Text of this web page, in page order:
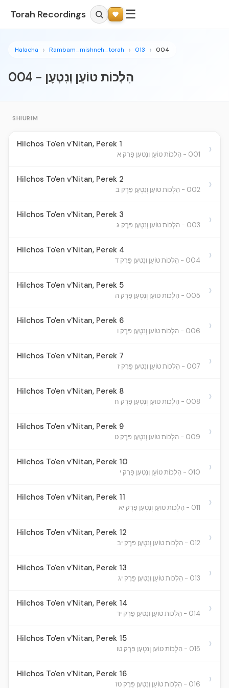
Torah Recordings ☰
Halacha Rambam_mishneh_torah 013 004
004 - הִלְכוֹת טוֹעֵן וְנִטְעָן
SHIURIM
Hilchos To'en v'Nitan, Perek 1
001 - הִלְכוֹת טוֹעֵן וְנִטְעָן פֵּרֶק א ›
Hilchos To'en v'Nitan, Perek 2
002 - הִלְכוֹת טוֹעֵן וְנִטְעָן פֵּרֶק ב ›
Hilchos To'en v'Nitan, Perek 3
003 - הִלְכוֹת טוֹעֵן וְנִטְעָן פֵּרֶק ג ›
Hilchos To'en v'Nitan, Perek 4
004 - הִלְכוֹת טוֹעֵן וְנִטְעָן פֵּרֶק ד ›
Hilchos To'en v'Nitan, Perek 5
005 - הִלְכוֹת טוֹעֵן וְנִטְעָן פֵּרֶק ה ›
Hilchos To'en v'Nitan, Perek 6
006 - הִלְכוֹת טוֹעֵן וְנִטְעָן פֵּרֶק ו ›
Hilchos To'en v'Nitan, Perek 7
007 - הִלְכוֹת טוֹעֵן וְנִטְעָן פֵּרֶק ז ›
Hilchos To'en v'Nitan, Perek 8
008 - הִלְכוֹת טוֹעֵן וְנִטְעָן פֵּרֶק ח ›
Hilchos To'en v'Nitan, Perek 9
009 - הִלְכוֹת טוֹעֵן וְנִטְעָן פֵּרֶק ט ›
Hilchos To'en v'Nitan, Perek 10
010 - הִלְכוֹת טוֹעֵן וְנִטְעָן פֵּרֶק י ›
Hilchos To'en v'Nitan, Perek 11
011 - הִלְכוֹת טוֹעֵן וְנִטְעָן פֵּרֶק יא ›
Hilchos To'en v'Nitan, Perek 12
012 - הִלְכוֹת טוֹעֵן וְנִטְעָן פֵּרֶק יב ›
Hilchos To'en v'Nitan, Perek 13
013 - הִלְכוֹת טוֹעֵן וְנִטְעָן פֵּרֶק יג ›
Hilchos To'en v'Nitan, Perek 14
014 - הִלְכוֹת טוֹעֵן וְנִטְעָן פֵּרֶק יד ›
Hilchos To'en v'Nitan, Perek 15
015 - הִלְכוֹת טוֹעֵן וְנִטְעָן פֵּרֶק טו ›
Hilchos To'en v'Nitan, Perek 16
016 - הִלְכוֹת טוֹעֵן וְנִטְעָן פֵּרֶק טז ›